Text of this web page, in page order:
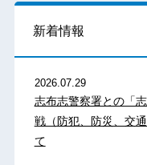
新着情報
2026.07.29
志布志警察署との「
戦（防犯、防災、交
て